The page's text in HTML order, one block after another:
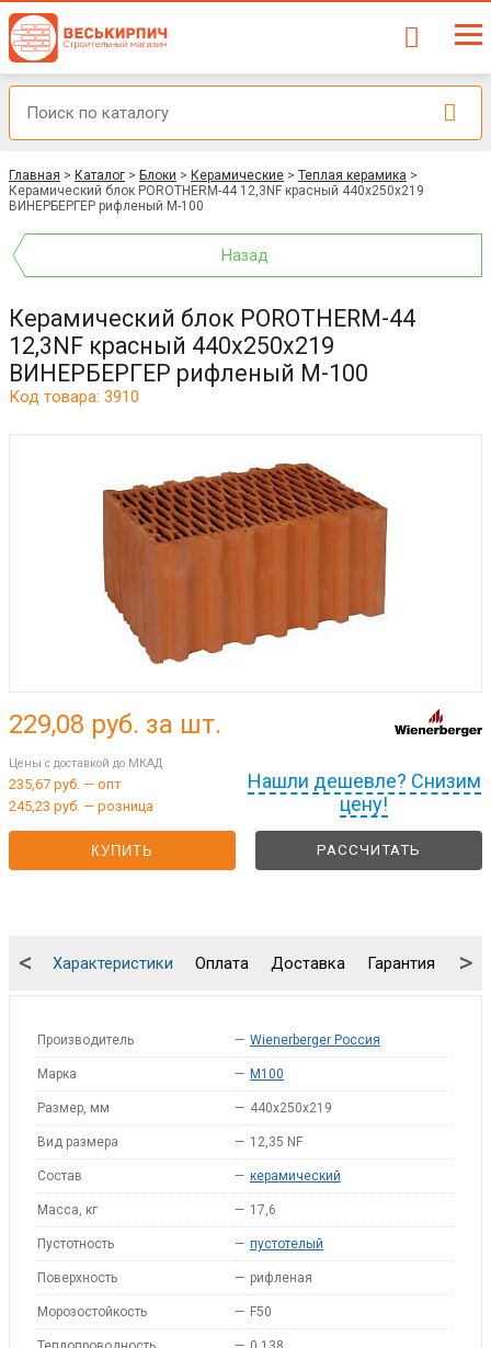
Главная > Каталог > Блоки > Керамические > Теплая керамика >
Керамический блок POROTHERM-44 12,3NF красный 440x250x219
ВИНЕРБЕРГЕР рифленый М-100
Назад
Керамический блок POROTHERM-44
12,3NF красный 440x250x219
ВИНЕРБЕРГЕР рифленый М-100
Код товара: 3910
Нашли дешевле? Снизим
цену!
229,08 руб. за шт.
Цены с доставкой до МКАД
235,67 руб. — опт
245,23 руб. — розница
КУПИТЬ РАССЧИТАТЬ
Характеристики Оплата Доставка Гарантия
< >
Производитель — Wienerberger Россия
Марка — M100
Размер, мм — 440x250x219
Вид размера — 12,35 NF
Состав — керамический
Масса, кг — 17,6
Пустотность — пустотелый
Поверхность — рифленая
Морозостойкость — F50